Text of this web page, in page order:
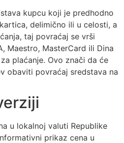
kupcu koji je predhodno
delimično ili u celosti, a
taj povraćaj se vrši
Maestro, MasterCard ili Dina
plaćanje. Ovo znači da će
obaviti povraćaj sredstava na
u lokalnoj valuti Republike
prikaz cena u